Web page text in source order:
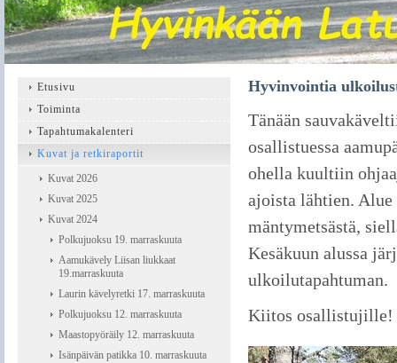
Hyvinvointia
Tänään
osallistuessa
ohella kuultiin
ajoista lähtien. Alue
mäntymetsästä,
Kesäkuun alussa
ulkoilutapahtuman.
Kiitos osallistujille!
Etusivu
Toiminta
Tapahtumakalenteri
Kuvat ja retkiraportit
Kuvat 2026
Kuvat 2025
Kuvat 2024
Polkujuoksu 19. marraskuuta
Aamukävely Liisan liukkaat
19.marraskuuta
Laurin kävelyretki 17. marraskuuta
Polkujuoksu 12. marraskuuta
Maastopyöräily 12. marraskuuta
Isänpäivän patikka 10. marraskuuta